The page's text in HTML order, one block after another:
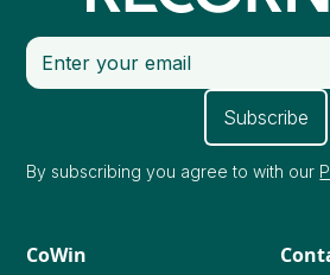
By subscribing you agree to with our
CoWin